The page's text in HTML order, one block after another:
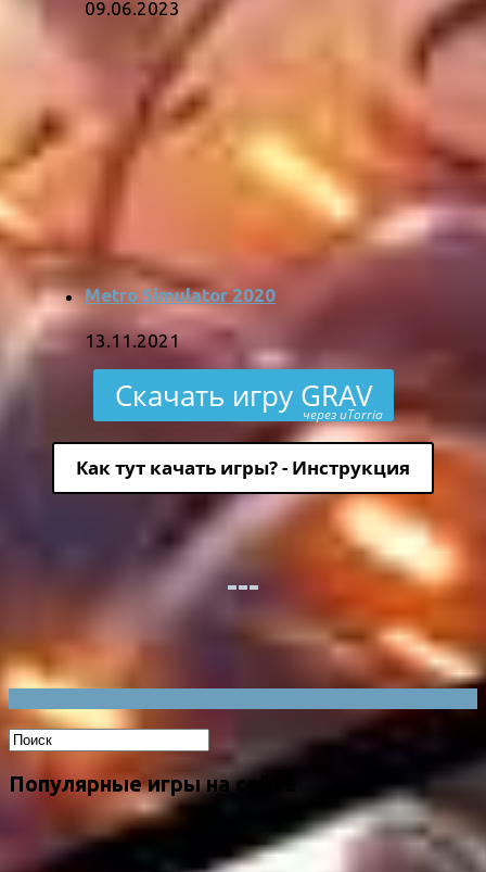
09.06.2023
Metro Simulator 2020
13.11.2021
Скачать игру GRAV
через uTorria
Как тут качать игры? - Инструкция
Популярные игры на сайте